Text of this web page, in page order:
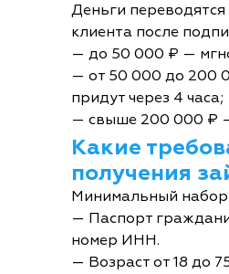
Деньги переводятся
клиента после
— до 50 000 ₽ —
— от 50 000 до 200
придут через 4 часа;
— свыше 200 000 ₽ —
Какие
получения
Минимальный набор
— Паспорт
номер ИНН.
— Возраст от 18 до